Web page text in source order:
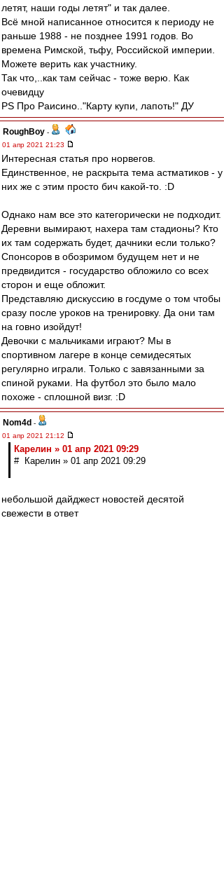
летят, наши годы летят" и так далее.
Всё мной написанное относится к периоду не
раньше 1988 - не позднее 1991 годов. Во
времена Римской, тьфу, Российской империи.
Можете верить как участнику.
Так что,..как там сейчас - тоже верю. Как
очевидцу
PS Про Раисино.."Карту купи, лапоть!" ДУ
RoughBoy -
01 апр 2021 21:23
Интересная статья про норвегов.
Единственное, не раскрыта тема астматиков - у
них же с этим просто бич какой-то. :D
Однако нам все это категорически не подходит.
Деревни вымирают, нахера там стадионы? Кто
их там содержать будет, дачники если только?
Спонсоров в обозримом будущем нет и не
предвидится - государство обложило со всех
сторон и еще обложит.
Представляю дискуссию в госдуме о том чтобы
сразу после уроков на тренировку. Да они там
на говно изойдут!
Девочки с мальчиками играют? Мы в
спортивном лагере в конце семидесятых
регулярно играли. Только с завязанными за
спиной руками. На футбол это было мало
похоже - сплошной визг. :D
Nom4d -
01 апр 2021 21:12
Карелин » 01 апр 2021 09:29
# Карелин » 01 апр 2021 09:29
небольшой дайджест новостей десятой
свежести в ответ